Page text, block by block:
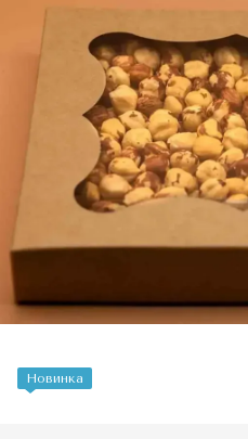
Новинка